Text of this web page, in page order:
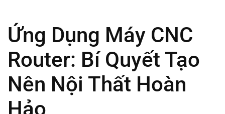
Ứng Dụng Máy CNC
Router: Bí Quyết Tạo
Nên Nội Thất Hoàn
Hảo